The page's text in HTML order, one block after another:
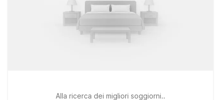
Alla ricerca dei migliori soggiorni..